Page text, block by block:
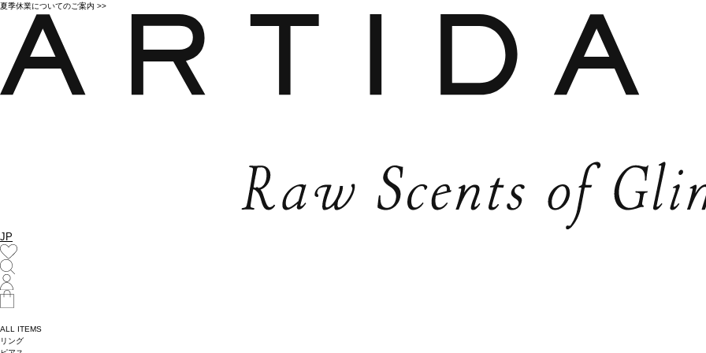
夏季休業についてのご案内 >>
JP
ALL ITEMS
リング